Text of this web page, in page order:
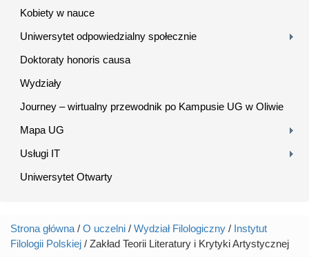
Kobiety w nauce
Uniwersytet odpowiedzialny społecznie
Doktoraty honoris causa
Wydziały
Journey – wirtualny przewodnik po Kampusie UG w Oliwie
Mapa UG
Usługi IT
Uniwersytet Otwarty
Jesteś tutaj
Strona główna / O uczelni / Wydział Filologiczny / Instytut
Filologii Polskiej / Zakład Teorii Literatury i Krytyki Artystycznej